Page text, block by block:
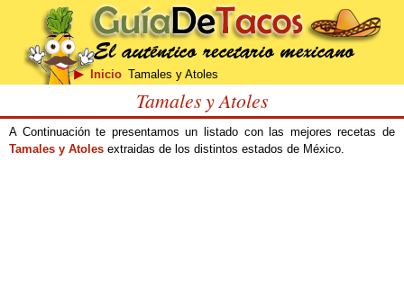
Inicio Tamales y Atoles
Tamales y Atoles
A Continuación te presentamos un listado con las mejores recetas de
Tamales y Atoles extraidas de los distintos estados de México.